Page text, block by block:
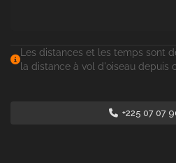
Les distances et les temps sont
la distance à vol d'oiseau depuis
+225 07 07